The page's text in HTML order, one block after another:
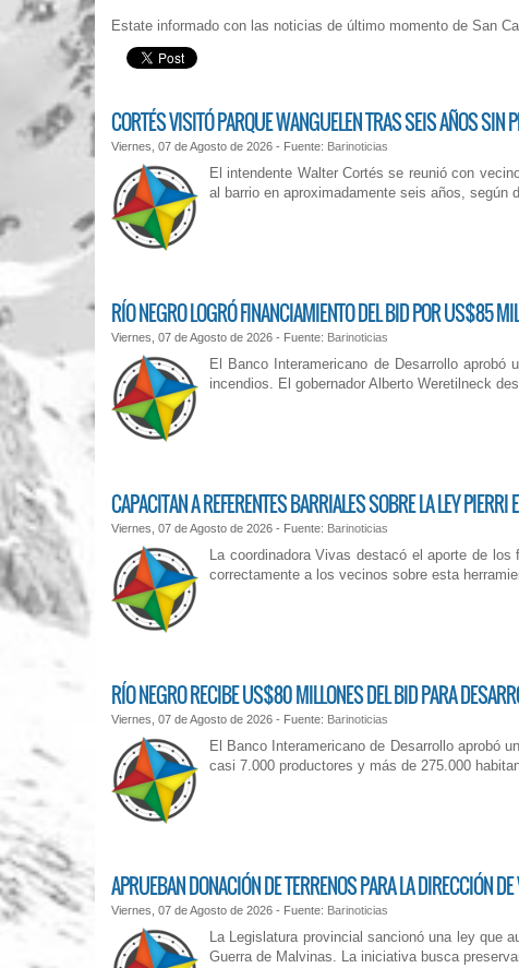
Estate informado con las noticias de último momento de San
CORTÉS VISITÓ PARQUE WANGUELEN TRAS SEIS AÑOS SIN
Viernes, 07 de Agosto de 2026 - Fuente: Barinoticias
El intendente Walter Cortés se reunió con
al barrio en aproximadamente seis años, según
RÍO NEGRO LOGRÓ FINANCIAMIENTO DEL BID POR US$85
Viernes, 07 de Agosto de 2026 - Fuente: Barinoticias
El Banco Interamericano de Desarrollo
incendios. El gobernador Alberto Weretilneck
CAPACITAN A REFERENTES BARRIALES SOBRE LA LEY PIERRI
Viernes, 07 de Agosto de 2026 - Fuente: Barinoticias
La coordinadora Vivas destacó el aporte de
correctamente a los vecinos sobre esta
RÍO NEGRO RECIBE US$80 MILLONES DEL BID PARA
Viernes, 07 de Agosto de 2026 - Fuente: Barinoticias
El Banco Interamericano de Desarrollo aprobó
casi 7.000 productores y más de 275.000
APRUEBAN DONACIÓN DE TERRENOS PARA LA DIRECCIÓN
Viernes, 07 de Agosto de 2026 - Fuente: Barinoticias
La Legislatura provincial sancionó una ley que
Guerra de Malvinas. La iniciativa busca